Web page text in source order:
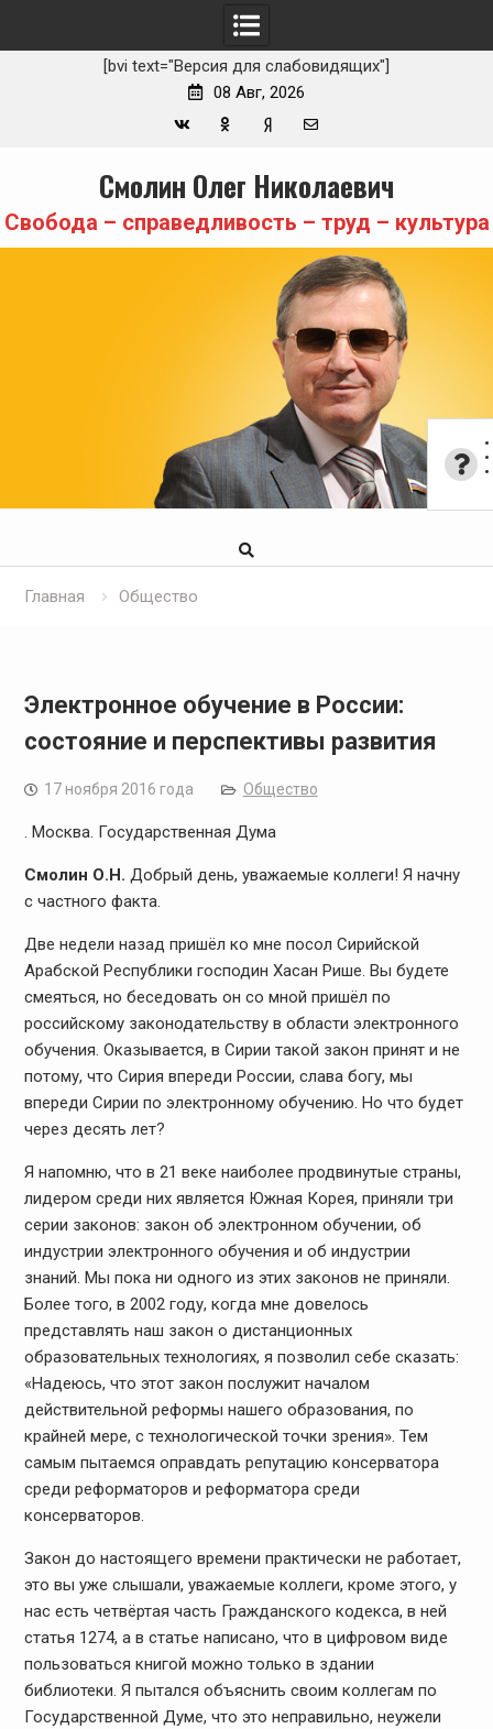
[bvi text="Версия для слабовидящих"]
08 Авг, 2026
Zen
mail
content
Смолин Олег Николаевич
Свобода – справедливость – труд – культура
Главная Общество
Электронное обучение в России:
состояние и перспективы развития
17 ноября 2016 года Общество
. Москва. Государственная Дума
Смолин О.Н. Добрый день, уважаемые коллеги! Я начну
с частного факта.
Две недели назад пришёл ко мне посол Сирийской
Арабской Республики господин Хасан Рише. Вы будете
смеяться, но беседовать он со мной пришёл по
российскому законодательству в области электронного
обучения. Оказывается, в Сирии такой закон принят и не
потому, что Сирия впереди России, слава богу, мы
впереди Сирии по электронному обучению. Но что будет
через десять лет?
Я напомню, что в 21 веке наиболее продвинутые страны,
лидером среди них является Южная Корея, приняли три
серии законов: закон об электронном обучении, об
индустрии электронного обучения и об индустрии
знаний. Мы пока ни одного из этих законов не приняли.
Более того, в 2002 году, когда мне довелось
представлять наш закон о дистанционных
образовательных технологиях, я позволил себе сказать:
«Надеюсь, что этот закон послужит началом
действительной реформы нашего образования, по
крайней мере, с технологической точки зрения». Тем
самым пытаемся оправдать репутацию консерватора
среди реформаторов и реформатора среди
консерваторов.
Закон до настоящего времени практически не работает,
это вы уже слышали, уважаемые коллеги, кроме этого, у
нас есть четвёртая часть Гражданского кодекса, в ней
статья 1274, а в статье написано, что в цифровом виде
пользоваться книгой можно только в здании
библиотеки. Я пытался объяснить своим коллегам по
Государственной Думе, что это неправильно, неужели